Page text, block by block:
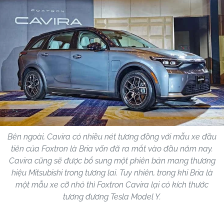
Bên ngoài, Cavira có nhiều nét tương đồng với mẫu xe đầu
tiên của Foxtron là Bria vốn đã ra mắt vào đầu năm nay.
Cavira cũng sẽ được bổ sung một phiên bản mang thương
hiệu Mitsubishi trong tương lai. Tuy nhiên, trong khi Bria là
một mẫu xe cỡ nhỏ thì Foxtron Cavira lại có kích thước
tương đương Tesla Model Y.